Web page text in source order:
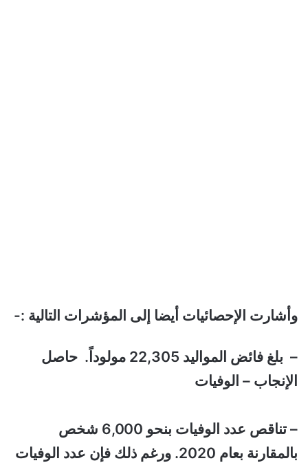
وأشارت الإحصائيات أيضا إلى المؤشرات التالية :-
– بلغ فائض المواليد 22,305 مولوداً. حاصل
الإنجاب – الوفيات
– تناقص عدد الوفيات بنحو 6,000 شخص
بالمقارنة بعام 2020. ورغم ذلك فإن عدد الوفيات